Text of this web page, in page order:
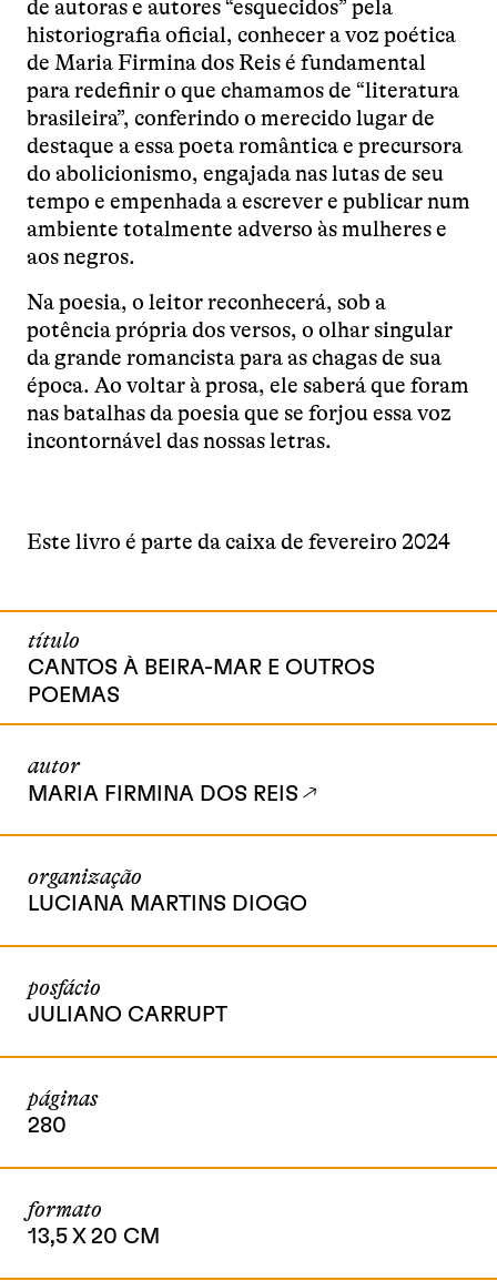
de autoras e autores “esquecidos” pela
historiografia oficial, conhecer a voz poética
de Maria Firmina dos Reis é fundamental
para redefinir o que chamamos de “literatura
brasileira”, conferindo o merecido lugar de
destaque a essa poeta romântica e precursora
do abolicionismo, engajada nas lutas de seu
tempo e empenhada a escrever e publicar num
ambiente totalmente adverso às mulheres e
aos negros.
Na poesia, o leitor reconhecerá, sob a
potência própria dos versos, o olhar singular
da grande romancista para as chagas de sua
época. Ao voltar à prosa, ele saberá que foram
nas batalhas da poesia que se forjou essa voz
incontornável das nossas letras.
Este livro é parte da caixa de fevereiro 2024
título
CANTOS À BEIRA-MAR E OUTROS
POEMAS
autor
MARIA FIRMINA DOS REIS
organização
LUCIANA MARTINS DIOGO
posfácio
JULIANO CARRUPT
páginas
280
formato
13,5 X 20 CM